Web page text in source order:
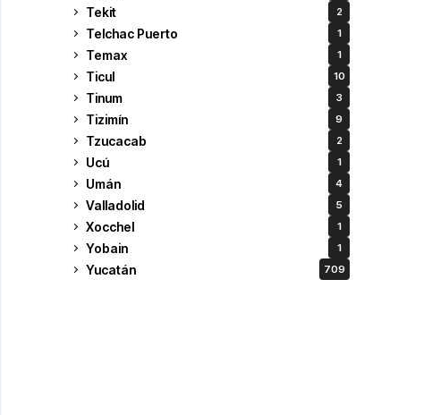
Tekit 2
Telchac Puerto 1
Temax 1
Ticul 10
Tinum 3
Tizimín 9
Tzucacab 2
Ucú 1
Umán 4
Valladolid 5
Xocchel 1
Yobain 1
Yucatán 709